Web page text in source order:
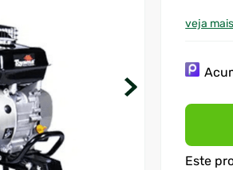
veja mais
Este